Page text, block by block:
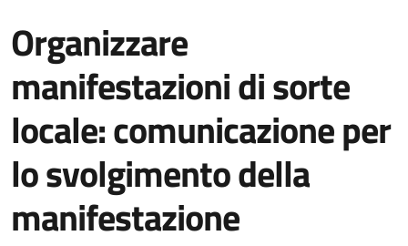
Organizzare
manifestazioni di sorte
locale: comunicazione per
lo svolgimento della
manifestazione